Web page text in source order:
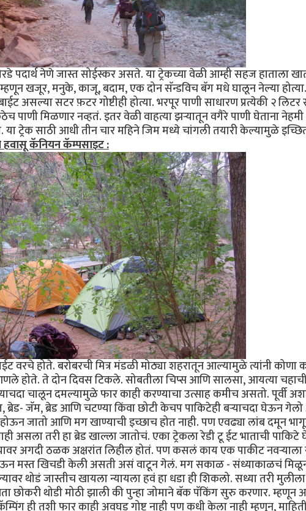
पदार्थ नेणे जास्त सोईस्कर असते. या ट्रेकच्या वेळी आम्ही सहज हाताला
म्हणून खजूर, मनुके, काजू, बदाम, एक दोन सॅन्डविच बॅग मधे घालून नेल्या
असल्या सटर फ़टर गोष्टीही होत्या. भरपूर पाणी साधारण प्रत्येकी २
पाणी मिळणार नव्हतं. इतर वेळी वाहत्या झर्‍यातून वगैरे पाणी घेताना
या ट्रेक साठी आधी तीन चार महिने जिम मध्ये चांगली तयारी केल्यामुळे
हवासू कॅनियन कॅम्पसाइट :
वरचे होते. बरोबरची मित्र मंडळी मोठ्या शहरातून आल्यामुळे त्यांनी
होते. ते दोन दिवस टिकले. सोबतीला चिप्स आणि सालसा, आयत्या
चालून दमल्यामुळे फार काही करण्याचा उत्साह कमीच असतो. पूर्वी
जॅम, ब्रेड आणि चटण्या किंवा छोटी केचप पाकिटेही बर्‍याचदा घेऊन
होऊन जातो आणि मग खाण्याची इच्छाच होत नाही. पण एवढ्या लांब दमून
तरी हा ब्रेड खाल्ला जातोचं. एका ट्रेकला रेडी टू ईट भाताची
अगदी ठळक अक्षरांत लिहील होतं. पण कसलं काय एक पाकीट नवर्‍याला
मस्त खिचडी केली असती असं वाटून गेलं. मग सकाळ - संध्याकाळचं
थोडं जास्तीच खायला न्यायला हवं हा धडा ही शिकलो. सध्या तरी
थोडी मोठी झाली की पुन्हा जोमाने बॅक पॅकिंग सुरु करणार. म्हणून
ही तशी फार काही अवघड गोष्ट नाही पण कधी केला नाही म्हणून,